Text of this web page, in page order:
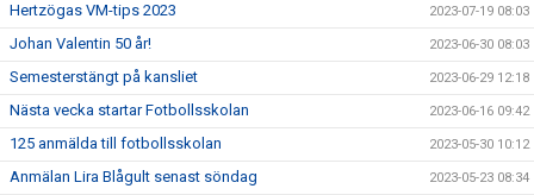
Hertzögas VM-tips 2023 2023-07-19 08:03
Johan Valentin 50 år! 2023-06-30 08:03
Semesterstängt på kansliet 2023-06-29 12:18
Nästa vecka startar Fotbollsskolan 2023-06-16 09:42
125 anmälda till fotbollsskolan 2023-05-30 10:12
Anmälan Lira Blågult senast söndag 2023-05-23 08:34